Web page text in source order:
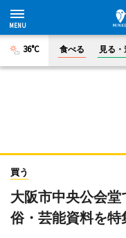
36°C 食べる 見る
買う
大阪市中央公会
俗・芸能資料を特